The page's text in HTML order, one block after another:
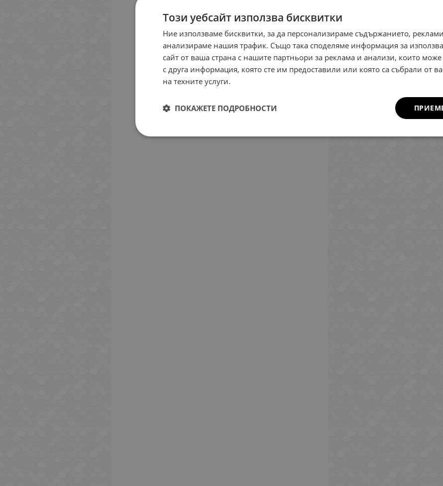
Този уебсайт използва бисквитки
Ние използваме бисквитки, за да персонализираме съдържанието,
анализираме нашия трафик. Също така споделяме информация за
сайт от ваша страна с нашите партньори за реклама и анализи, които
с друга информация, която сте им предоставили или която са събрали от
на техните услуги.
ПОКАЖЕТЕ ПОДРОБНОСТИ